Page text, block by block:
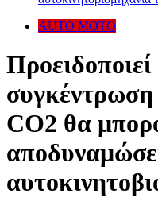
AUTO MOTO
CO2 θα